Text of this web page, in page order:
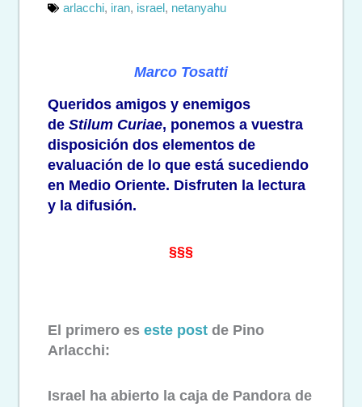
arlacchi, iran, israel , netanyahu
Marco Tosatti
Queridos amigos y enemigos
de Stilum Curiae, ponemos a vuestra
disposición dos elementos de
evaluación de lo que está sucediendo
en Medio Oriente. Disfruten la lectura
y la difusión.
§§§
El primero es este post de Pino
Arlacchi:
Israel ha abierto la caja de Pandora de